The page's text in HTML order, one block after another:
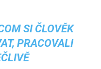
SI ČLOVĚK
PRACOVALI